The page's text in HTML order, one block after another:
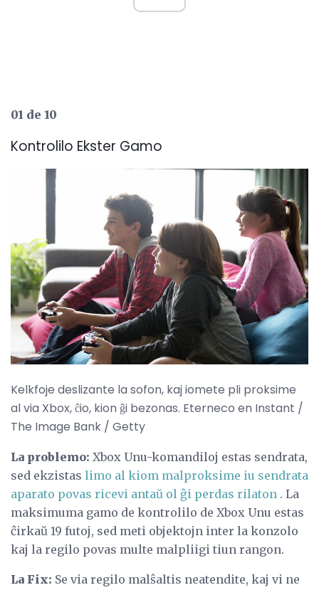
01 de 10
Kontrolilo Ekster Gamo
Kelkfoje deslizante la sofon, kaj iomete pli proksime
al via Xbox, ĉio, kion ĝi bezonas. Eterneco en Instant /
The Image Bank / Getty
La problemo: Xbox Unu-komandiloj estas sendrata,
sed ekzistas limo al kiom malproksime iu sendrata
aparato povas ricevi antaŭ ol ĝi perdas rilaton . La
maksimuma gamo de kontrolilo de Xbox Unu estas
ĉirkaŭ 19 futoj, sed meti objektojn inter la konzolo
kaj la regilo povas multe malpliigi tiun rangon.
La Fix: Se via regilo malŝaltis neatendite, kaj vi ne